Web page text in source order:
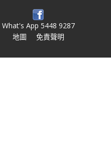
What's App 5448 9287
地圖
免責聲明